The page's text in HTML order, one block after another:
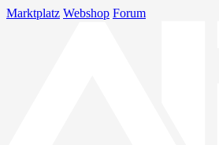
Marktplatz Webshop Forum